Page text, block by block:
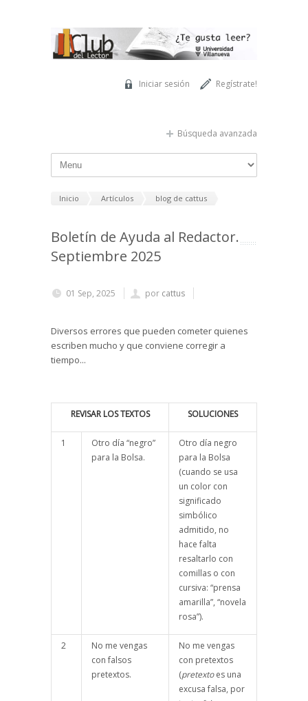
Regístrate!
Iniciar sesión
Búsqueda avanzada
Inicio Artículos blog de cattus
Boletín de Ayuda al Redactor.
Septiembre 2025
01 Sep, 2025 por cattus
Diversos errores que pueden cometer quienes
escriben mucho y que conviene corregir a
tiempo...
REVISAR LOS TEXTOS SOLUCIONES
1
Otro día “negro”
para la Bolsa.
Otro día negro
para la Bolsa
(cuando se usa
un color con
significado
simbólico
admitido, no
hace falta
resaltarlo con
comillas o con
cursiva: “prensa
amarilla”, “novela
rosa”).
2
No me vengas
con falsos
pretextos.
No me vengas
con pretextos
(pretextoes una
excusa falsa, por